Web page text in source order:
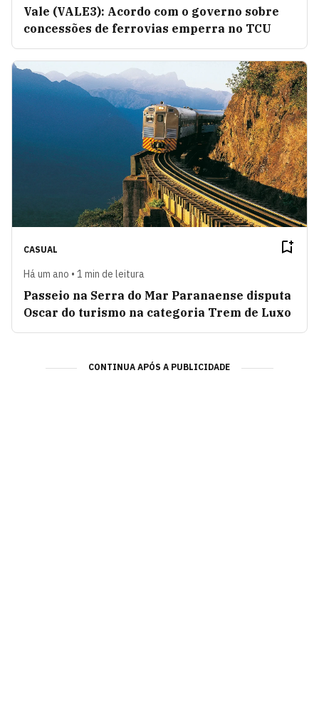
Vale (VALE3): Acordo com o governo sobre
concessões de ferrovias emperra no TCU
CASUAL
Há um ano • 1 min de leitura
Passeio na Serra do Mar Paranaense disputa
Oscar do turismo na categoria Trem de Luxo
CONTINUA APÓS A PUBLICIDADE